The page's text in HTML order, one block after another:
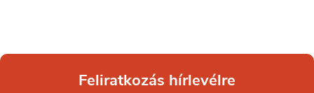
Feliratkozás hírlevélre